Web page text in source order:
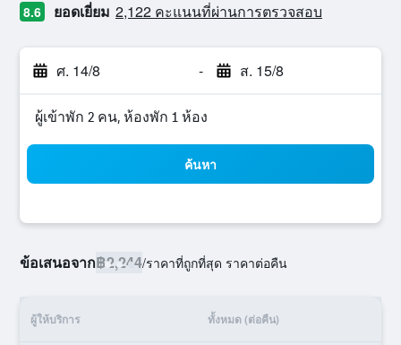
8.6 ยอดเยี่ยม 2,122 คะแนนที่ผ่านการตรวจสอบ
ศ. 14/8 - ส. 15/8
ผู้เข้าพัก 2 คน, ห้องพัก 1 ห้อง
ค้นหา
ข้อเสนอจาก฿2,244/ราคาที่ถูกที่สุด ราคาต่อคืน
ผู้ให้บริการ ทั้งหมด (ต่อคืน)